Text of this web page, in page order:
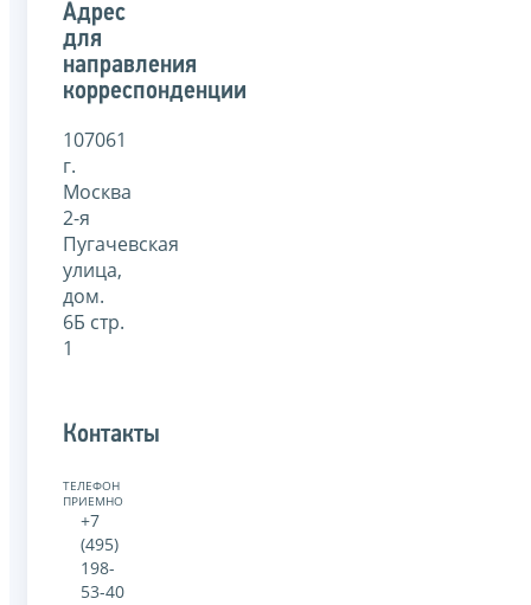
Адрес
для
направления
корреспонденции
107061
г.
Москва
2-я
Пугачевская
улица,
дом.
6Б стр.
1
Контакты
ТЕЛЕФОН
ПРИЕМНОЙ:
+7
(495)
198-
53-40